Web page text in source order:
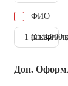
ФИО
1 шт.9.000
Доп.